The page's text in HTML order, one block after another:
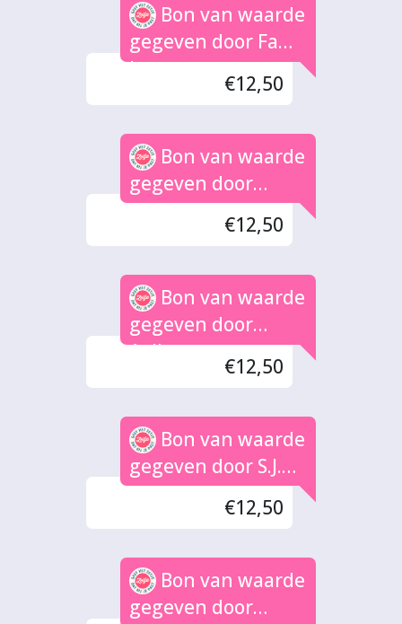
Bon van waarde
gegeven door Fam
kroesen
€12,50
Bon van waarde
gegeven door
Erwin
€12,50
Bon van waarde
gegeven door
Aalberts
€12,50
Bon van waarde
gegeven door S.J.
de Groot
€12,50
Bon van waarde
gegeven door